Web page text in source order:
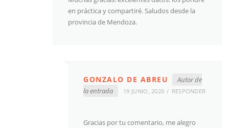
en práctica y compartiré. Saludos desde la
provincia de Mendoza.
GONZALO DE ABREU
Autor de
la entrada
19 JUNIO, 2020 RESPONDER
Gracias por tu comentario, me alegro